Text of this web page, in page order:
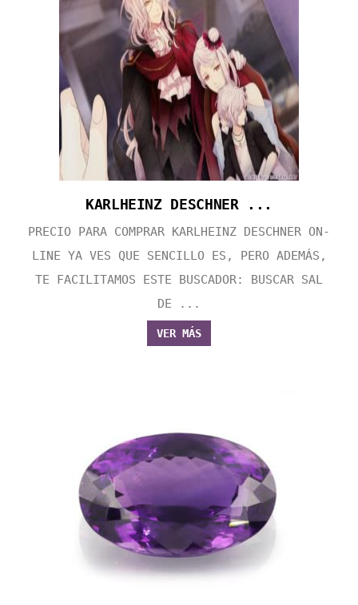
KARLHEINZ DESCHNER ...
PRECIO PARA COMPRAR KARLHEINZ DESCHNER ON-
LINE YA VES QUE SENCILLO ES, PERO ADEMÁS,
TE FACILITAMOS ESTE BUSCADOR: BUSCAR SAL
DE ...
VER MÁS